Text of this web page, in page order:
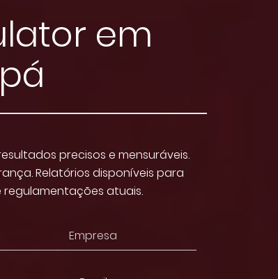
em
precisos e mensuráveis.
Relatórios disponíveis para
atuais.